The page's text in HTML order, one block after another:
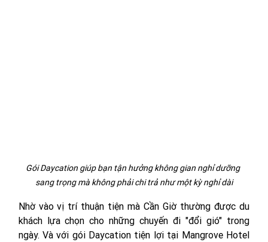
Gói Daycation giúp bạn tận hưởng không gian nghỉ dưỡng
sang trọng mà không phải chi trả như một kỳ nghỉ dài
Nhờ vào vị trí thuận tiện mà Cần Giờ thường được du
khách lựa chọn cho những chuyến đi "đổi gió" trong
ngày. Và với gói Daycation tiện lợi tại Mangrove Hotel